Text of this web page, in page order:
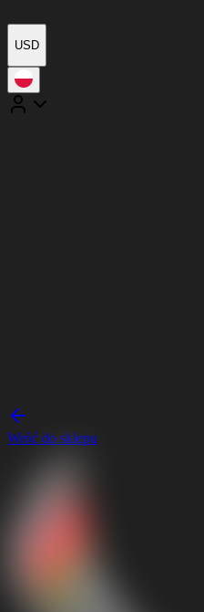
USD
Wróć do sklepu